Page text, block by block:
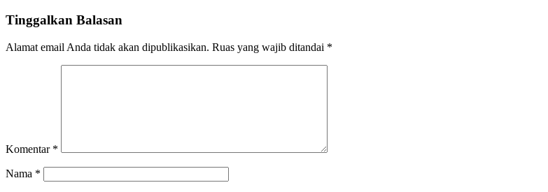
Tinggalkan Balasan
Alamat email Anda tidak akan dipublikasikan. Ruas yang wajib ditandai *
Komentar *
Nama *